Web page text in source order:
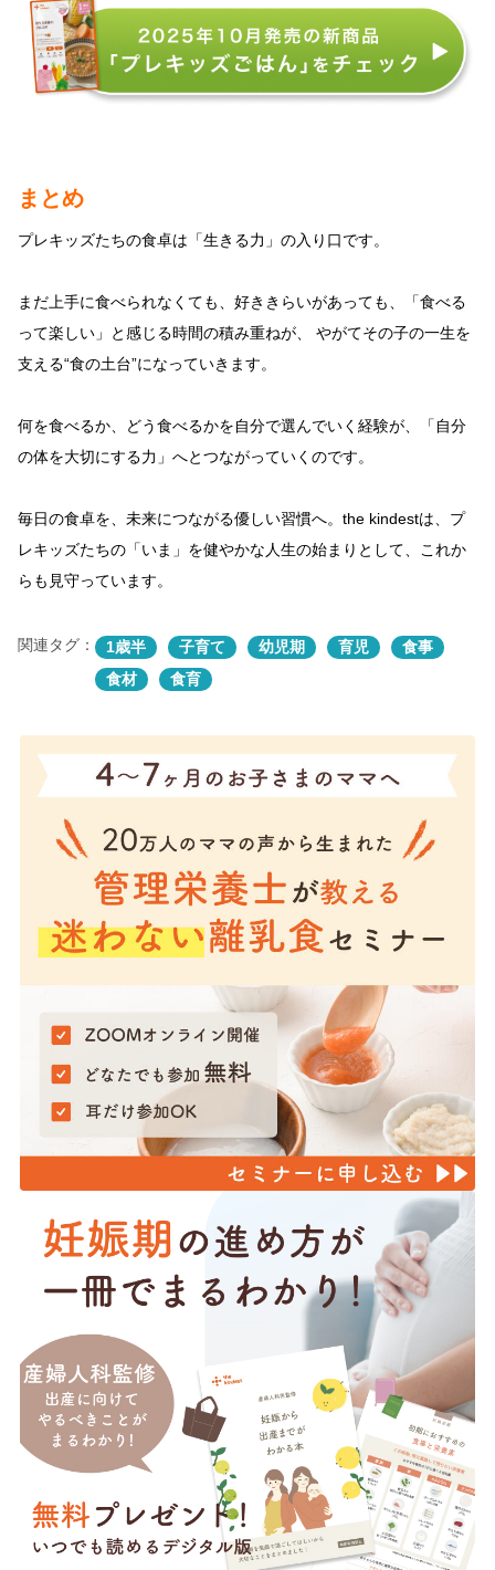
まとめ
プレキッズたちの食卓は「生きる力」の入り口です。
まだ上手に食べられなくても、好ききらいがあっても、「食べる
って楽しい」と感じる時間の積み重ねが、 やがてその子の一生を
支える“食の土台”になっていきます。
何を食べるか、どう食べるかを自分で選んでいく経験が、「自分
の体を大切にする力」へとつながっていくのです。
毎日の食卓を、未来につながる優しい習慣へ。the kindestは、プ
レキッズたちの「いま」を健やかな人生の始まりとして、これか
らも見守っています。
関連タグ： 1歳半 子育て 幼児期 育児
食事
食材
食育